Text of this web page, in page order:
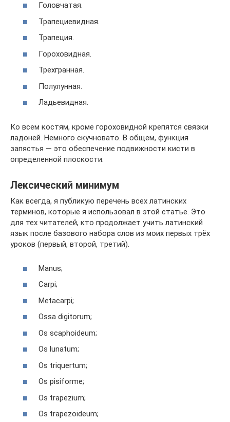
Головчатая.
Трапециевидная.
Трапеция.
Гороховидная.
Трехгранная.
Полулунная.
Ладьевидная.
Ко всем костям, кроме гороховидной крепятся связки
ладоней. Немного скучновато. В общем, функция
запястья — это обеспечение подвижности кисти в
определенной плоскости.
Лексический минимум
Как всегда, я публикую перечень всех латинских
терминов, которые я использовал в этой статье. Это
для тех читателей, кто продолжает учить латинский
язык после базового набора слов из моих первых трёх
уроков (первый, второй, третий).
Manus;
Сarpi;
Metacarpi;
Ossa digitorum;
Os scaphoideum;
Os lunatum;
Os triquertum;
Os pisiforme;
Os trapezium;
Os trapezoideum;